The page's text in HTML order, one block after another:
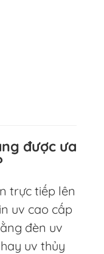
được ưa
trực tiếp lên
uv cao cấp
đèn uv
uv thủy